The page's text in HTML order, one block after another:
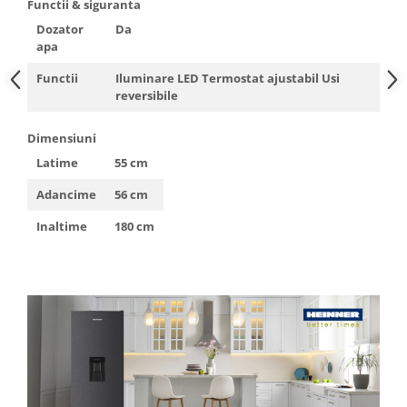
Functii & siguranta
Dozator
apa
Da
Functii
Iluminare LED Termostat ajustabil Usi
reversibile
Dimensiuni
Latime
55 cm
Adancime
56 cm
Inaltime
180 cm